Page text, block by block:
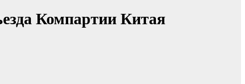
Компартии Китая